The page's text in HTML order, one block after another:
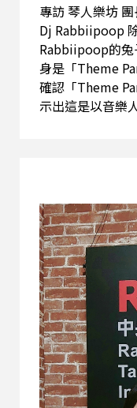
專訪 琴人樂坊 團長吉他手_邱旭、笛子手_孟谷、
Dj Rabbiipoop 除了跨古今的音樂特別, Dj
Rabbiipoop的兔子頭套更
身是「Theme
確認「Theme
示出這是以音樂
中、西傳統 與
樂人。將傳 統戲
行音樂的旋律融合在一起。
樂坊」跨界力作『巾幗』 以現
詩，傳統戲曲為
扈三娘，在電音
雅，交織出女性
毅。 將東方傳統戲曲身段唱腔與西方古典及現代
流行、電子音樂
照出獨特的美學音
梅蘭芳傳人梅葆
獻聲/台灣京劇與